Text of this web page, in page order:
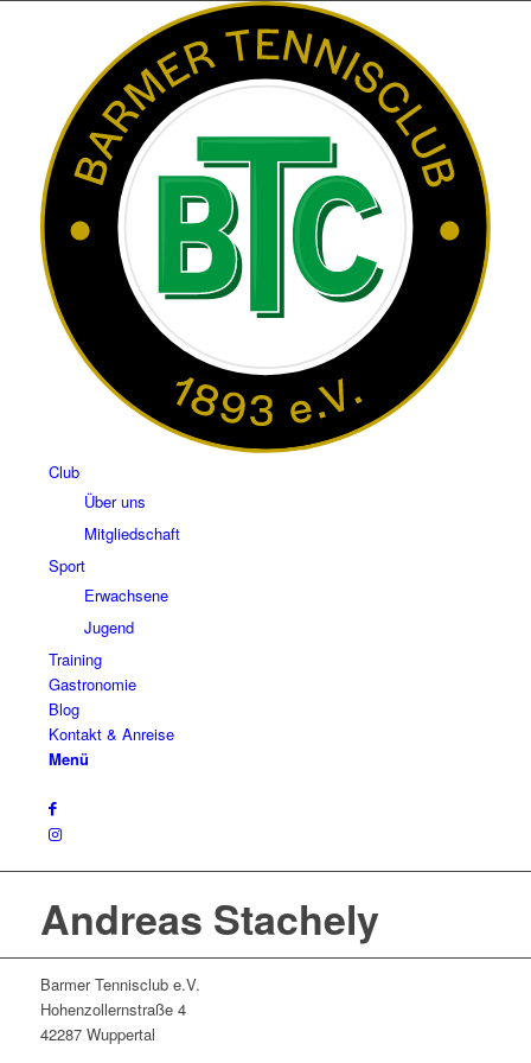
Club
Über uns
Mitgliedschaft
Sport
Erwachsene
Jugend
Training
Gastronomie
Blog
Kontakt & Anreise
Menü
Andreas Stachely
Barmer Tennisclub e.V.
Hohenzollernstraße 4
42287 Wuppertal